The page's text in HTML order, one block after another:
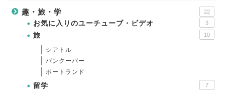
趣・旅・学 22
お気に入りのユーチューブ・ビデオ 3
旅 10
シアトル
バンクーバー
ポートランド
留学 7